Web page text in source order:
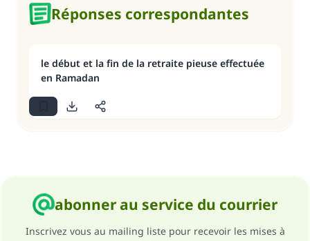
Réponses correspondantes
le début et la fin de la retraite pieuse effectuée
en Ramadan
abonner au service du courrier
Inscrivez vous au mailing liste pour recevoir les mises à